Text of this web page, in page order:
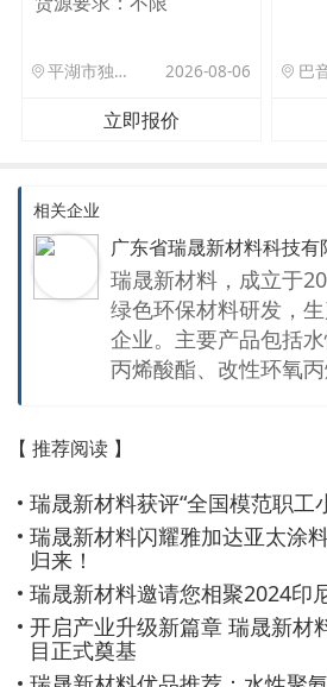
平湖市独山港镇集港路 589 号 2026-08-06
立即报价
相关企业
广东省瑞晟新材料科技有
瑞晟新材料，成立于
绿色环保材料研发，
企业。主要产品包括
丙烯酸酯、改性环氧
泛，涉猎众多，主要
能家居，汽车内外饰，
50亩，是专业从事新
售的国家高新技术企
东南雄这座充满浓郁文
研发中心建立在广东
畔。
【 推荐阅读 】
瑞晟新材料获评“全国模范职工
瑞晟新材料闪耀雅加达亚太涂
归来！
瑞晟新材料邀请您相聚2024印
开启产业升级新篇章 瑞晟新材
目正式奠基